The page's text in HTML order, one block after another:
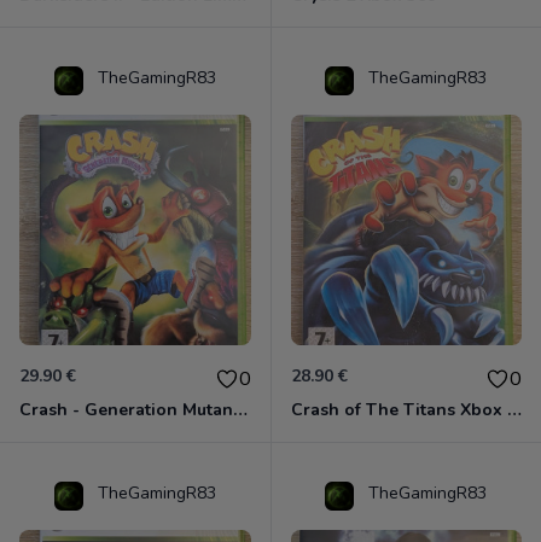
TheGamingR83
29.90 € 0
Crash - Generation Mutant Xbox 360
TheGamingR83
28.90 € 0
Crash of The Titans Xbox 360
TheGamingR83 TheGamingR83